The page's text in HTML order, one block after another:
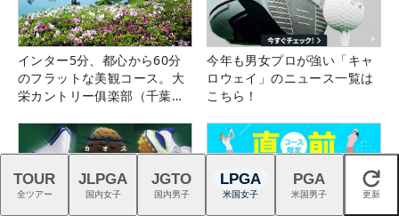
インター5分、都心から60分
のフラットな美観コース。大
栄カントリー俱楽部（千葉
今年も男女プロが強い「キャ
ロウェイ」のニュース一覧は
こちら！
閉じる
TOUR
全ツアー
JLPGA
国内女子
JGTO
国内男子
LPGA
米国女子
PGA
米国男子 更新